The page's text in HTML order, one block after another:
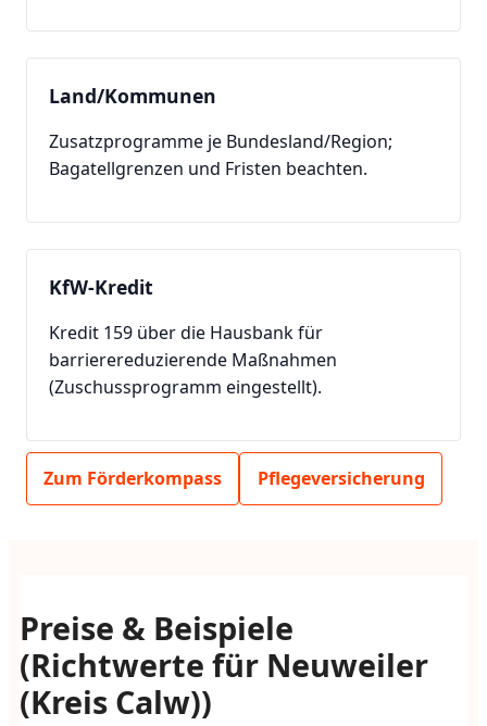
Land/Kommunen
Zusatzprogramme je Bundesland/Region;
Bagatellgrenzen und Fristen beachten.
KfW-Kredit
Kredit 159 über die Hausbank für
barrierereduzierende Maßnahmen
(Zuschussprogramm eingestellt).
Zum Förderkompass Pflegeversicherung
Preise & Beispiele
(Richtwerte für Neuweiler
(Kreis Calw))